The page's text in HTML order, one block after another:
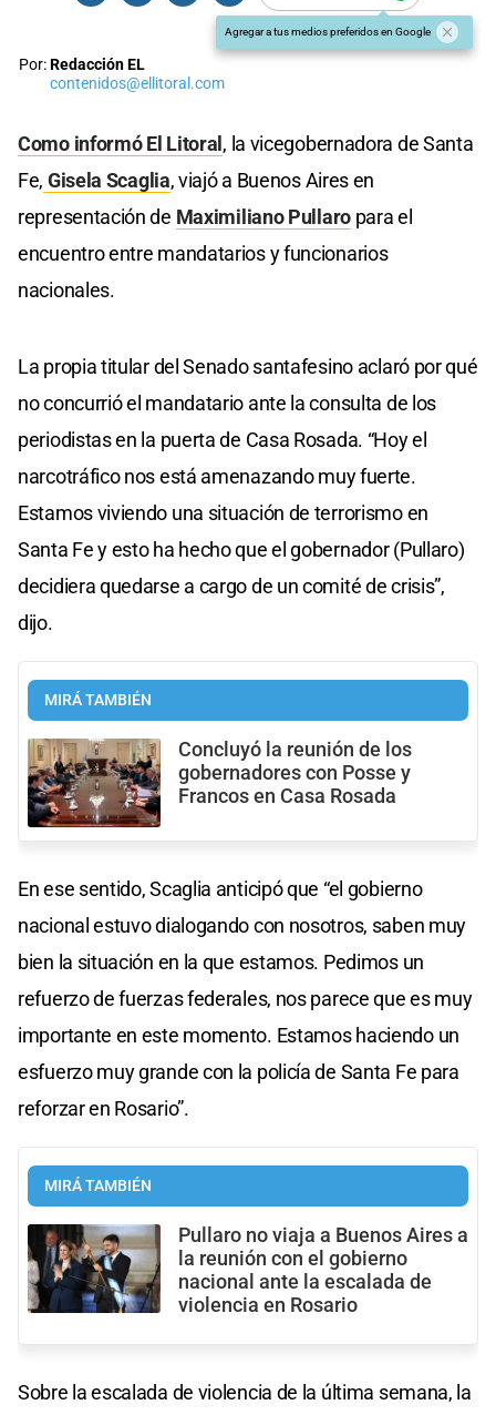
Agregar a tus medios preferidos en Google
Por:Redacción EL
contenidos@ellitoral.com
Como informó El Litoral, la vicegobernadora de Santa
Fe, Gisela Scaglia, viajó a Buenos Aires en
representación de Maximiliano Pullaropara el
encuentro entre mandatarios y funcionarios
nacionales.
La propia titular del Senado santafesino aclaró por qué
no concurrió el mandatario ante la consulta de los
periodistas en la puerta de Casa Rosada. “Hoy el
narcotráfico nos está amenazando muy fuerte.
Estamos viviendo una situación de terrorismo en
Santa Fe y esto ha hecho que el gobernador (Pullaro)
decidiera quedarse a cargo de un comité de crisis”,
dijo.
MIRÁ TAMBIÉN
Concluyó la reunión de los
gobernadores con Posse y
Francos en Casa Rosada
En ese sentido, Scaglia anticipó que “el gobierno
nacional estuvo dialogando con nosotros, saben muy
bien la situación en la que estamos. Pedimos un
refuerzo de fuerzas federales, nos parece que es muy
importante en este momento. Estamos haciendo un
esfuerzo muy grande con la policía de Santa Fe para
reforzar en Rosario”.
MIRÁ TAMBIÉN
Pullaro no viaja a Buenos Aires a
la reunión con el gobierno
nacional ante la escalada de
violencia en Rosario
Sobre la escalada de violencia de la última semana, la